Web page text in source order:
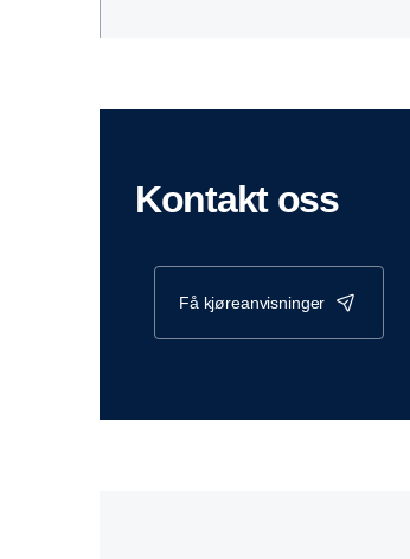
Kontakt oss
få kjøreanvisninger